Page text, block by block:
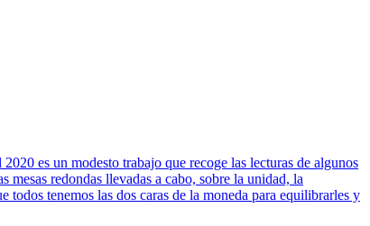
es un modesto trabajo que recoge las lecturas de algunos
redondas llevadas a cabo, sobre la unidad, la
tenemos las dos caras de la moneda para equilibrarles y